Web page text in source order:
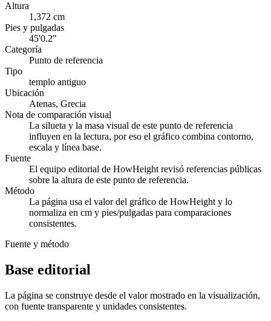
Altura
1,372 cm
Pies y pulgadas
45'0.2"
Categoría
Punto de referencia
Tipo
templo antiguo
Ubicación
Atenas, Grecia
Nota de comparación visual
La silueta y la masa visual de este punto de referencia
influyen en la lectura, por eso el gráfico combina contorno,
escala y línea base.
Fuente
El equipo editorial de HowHeight revisó referencias públicas
sobre la altura de este punto de referencia.
Método
La página usa el valor del gráfico de HowHeight y lo
normaliza en cm y pies/pulgadas para comparaciones
consistentes.
Fuente y método
Base editorial
La página se construye desde el valor mostrado en la visualización,
con fuente transparente y unidades consistentes.